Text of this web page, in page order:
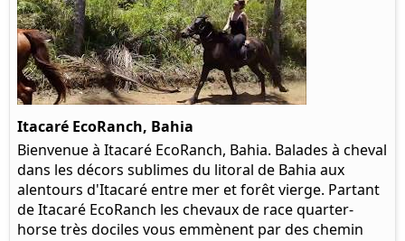
Itacaré EcoRanch, Bahia
Bienvenue à Itacaré EcoRanch, Bahia. Balades à cheval
dans les décors sublimes du litoral de Bahia aux
alentours d'Itacaré entre mer et forêt vierge. Partant
de Itacaré EcoRanch les chevaux de race quarter-
horse très dociles vous emmènent par des chemin